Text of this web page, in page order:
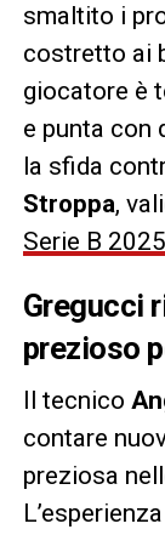
smaltito i
costretto ai
giocatore è
e punta con
la sfida
Stroppa,
Serie B
Gregucci
prezioso
Il tecnico
contare
preziosa